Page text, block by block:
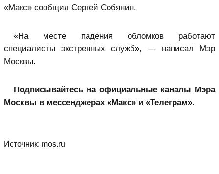
«Макс» сообщил Сергей Собянин.
«На месте падения обломков работают
специалисты экстренных служб», — написал Мэр
Москвы.
Подписывайтесь на официальные каналы Мэра
Москвы в мессенджерах «Макс» и «Телеграм».
Источник: mos.ru